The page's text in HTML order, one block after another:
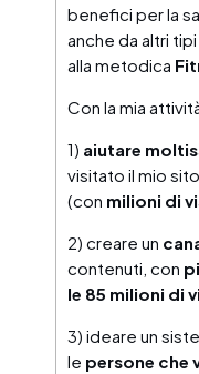
benefici per la
anche da altri
alla metodica
Con la mia
1) aiutare
visitato il mio
(con milioni di
2) creare un
contenuti, con
le 85 milioni di
3) ideare un
le persone che